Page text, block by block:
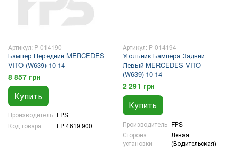
Артикул: P-014190
Бампер Передний MERCEDES
VITO (W639) 10-14
8 857 грн
Купить
Производитель FPS
Код товара
FP 4619 900
Артикул: P-014194
Угольник Бампера Задний
Левый MERCEDES VITO
(W639) 10-14
2 291 грн
Купить
Производитель FPS
Сторона
установки
Левая
(Водительская)